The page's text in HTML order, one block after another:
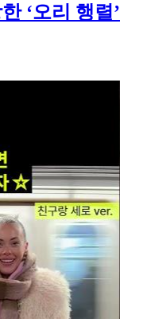
‘오리 행렬’